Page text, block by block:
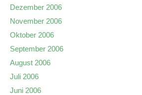
Dezember 2006
November 2006
Oktober 2006
September 2006
August 2006
Juli 2006
Juni 2006